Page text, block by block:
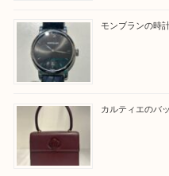
Facebook
Twitter
Line